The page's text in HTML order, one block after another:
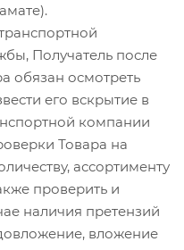
Получатель после
обязан осмотреть
его вскрытие в
компании
Товара на
ассортименту
проверить и
наличия претензий
вложение